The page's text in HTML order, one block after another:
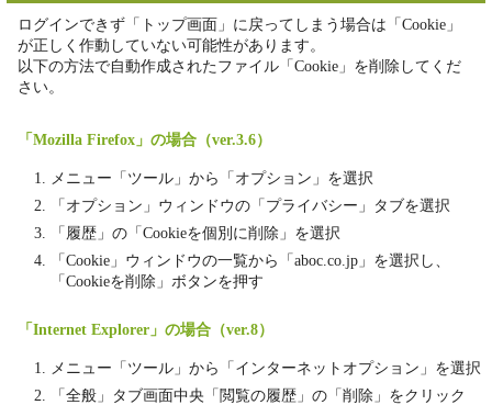
ログインできず「トップ画面」に戻ってしまう場合は「Cookie」
が正しく作動していない可能性があります。
以下の方法で自動作成されたファイル「Cookie」を削除してくだ
さい。
「Mozilla Firefox」の場合（ver.3.6）
メニュー「ツール」から「オプション」を選択
「オプション」ウィンドウの「プライバシー」タブを選択
「履歴」の「Cookieを個別に削除」を選択
「Cookie」ウィンドウの一覧から「aboc.co.jp」を選択し、
「Cookieを削除」ボタンを押す
「Internet Explorer」の場合（ver.8）
メニュー「ツール」から「インターネットオプション」を選択
「全般」タブ画面中央「閲覧の履歴」の「削除」をクリック